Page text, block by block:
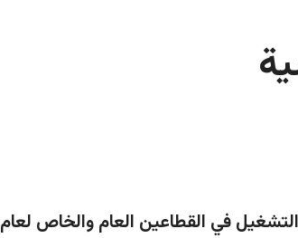
في القطاعين العام والخاص لعام 2011